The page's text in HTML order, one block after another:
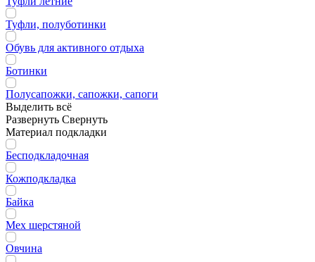
Туфли, полуботинки
Обувь для активного отдыха
Ботинки
Полусапожки, сапожки, сапоги
Выделить всё
Развернуть Свернуть
Материал подкладки
Бесподкладочная
Кожподкладка
Байка
Мех шерстяной
Овчина